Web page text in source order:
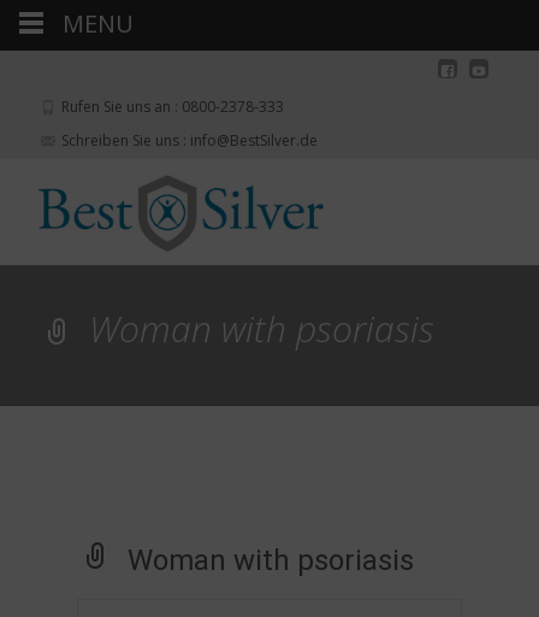
Rufen Sie uns an : 0800-2378-333
Schreiben Sie uns : info@BestSilver.de
Woman with psoriasis
Woman with psoriasis
MENU